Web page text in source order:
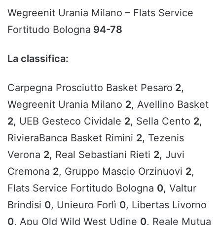
Wegreenit Urania Milano – Flats Service
Fortitudo Bologna 94-78
La classifica:
Carpegna Prosciutto Basket Pesaro 2,
Wegreenit Urania Milano 2, Avellino Basket
2, UEB Gesteco Cividale 2, Sella Cento 2,
RivieraBanca Basket Rimini 2, Tezenis
Verona 2, Real Sebastiani Rieti 2, Juvi
Cremona 2, Gruppo Mascio Orzinuovi 2,
Flats Service Fortitudo Bologna 0, Valtur
Brindisi 0, Unieuro Forlì 0, Libertas Livorno
0, Apu Old Wild West Udine 0, Reale Mutua